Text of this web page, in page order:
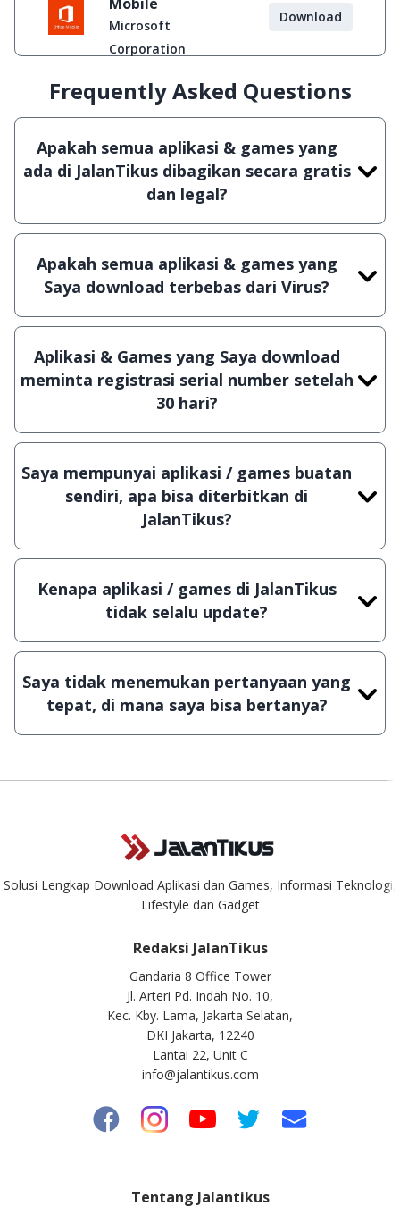
Microsoft
Corporation
Download
Frequently Asked Questions
Apakah semua aplikasi & games yang
ada di JalanTikus dibagikan secara gratis
dan legal?
Ya, JalanTikus hanya membagikan aplikasi &
games yang gratis (Freeware) dan legal, dalam
artian tidak (bajakan) hasil crack, patch atau
semacamnya.
Apakah semua aplikasi & games yang
Saya download terbebas dari Virus?
Ya, JalanTikus selalu melakukan scanning dengan
3 jenis Antivirus (Kaspersky, AVG & Avast) sebelum
menerbitkan suatu aplikasi atau games, sehingga
bisa dijamin 100% terbebas dari virus.
Aplikasi & Games yang Saya download
meminta registrasi serial number setelah
30 hari?
Meskipun dibagikan secara gratis, namun ada
beberapa aplikasi & games yang dibagikan secara
Shareware, dalam arti hanya bisa digunakan
dalam jangka waktu tertentu dan jika ingin lanjut
menggunakannya kamu harus membeli lisensi
aslinya.
Saya mempunyai aplikasi / games buatan
sendiri, apa bisa diterbitkan di
JalanTikus?
Tentu saja bisa. Silahkan kirim email ke
info@jalantikus.comdengan menyertakan Nama
Aplikasi/Games, Deskripsi serta Lampiran File
instalasi / (APK) jika Android
Kenapa aplikasi / games di JalanTikus
tidak selalu update?
Demi menjaga kualitas aplikasi dan games yang
ada di JalanTikus, hingga saat ini kita masih
melakukan upload-download secara manual,
sehingga kuota sebesar ribuan aplikasi & games
tidak dapat tercapai dalam waktu yang singkat.
Saya tidak menemukan pertanyaan yang
tepat, di mana saya bisa bertanya?
Kami dengan senang hati menjawab setiap
keinfo@jalantikus.com
Solusi Lengkap Download Aplikasi dan Games, Informasi Teknologi,
Lifestyle dan Gadget
Redaksi JalanTikus
Gandaria 8 Office Tower
Jl. Arteri Pd. Indah No. 10,
Kec. Kby. Lama, Jakarta Selatan,
DKI Jakarta, 12240
Lantai 22, Unit C
info@jalantikus.com
Tentang Jalantikus